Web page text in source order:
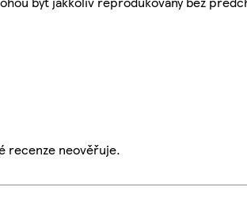
recenze neověřuje.